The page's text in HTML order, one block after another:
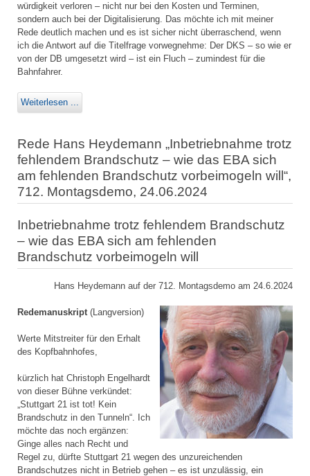
würdigkeit verloren – nicht nur bei den Kosten und Terminen,
sondern auch bei der Digitalisierung. Das möchte ich mit meiner
Rede deutlich machen und es ist sicher nicht überraschend, wenn
ich die Antwort auf die Titelfrage vorwegnehme: Der DKS – so wie er
von der DB umgesetzt wird – ist ein Fluch – zumindest für die
Bahnfahrer.
Weiterlesen ...
Rede Hans Heydemann „Inbetriebnahme trotz
fehlendem Brandschutz – wie das EBA sich
am fehlenden Brandschutz vorbeimogeln will“,
712. Montagsdemo, 24.06.2024
Inbetriebnahme trotz fehlendem Brandschutz
– wie das EBA sich am fehlenden
Brandschutz vorbeimogeln will
Hans Heydemann auf der 712. Montagsdemo am 24.6.2024
Redemanuskript (Langversion)
Werte Mitstreiter für den Erhalt
des Kopfbahnhofes,
kürzlich hat Christoph Engelhardt
von dieser Bühne verkündet:
„Stuttgart 21 ist tot! Kein
Brandschutz in den Tunneln“. Ich
möchte das noch ergänzen:
Ginge alles nach Recht und
Regel zu, dürfte Stuttgart 21 wegen des unzureichenden
Brandschutzes nicht in Betrieb gehen – es ist unzulässig, ein